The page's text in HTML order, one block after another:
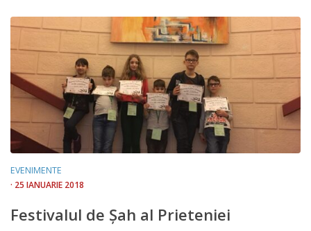
EVENIMENTE
· 25 IANUARIE 2018
Festivalul de Șah al Prieteniei